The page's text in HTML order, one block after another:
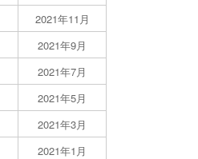
2021年11月
2021年9月
2021年7月
2021年5月
2021年3月
2021年1月